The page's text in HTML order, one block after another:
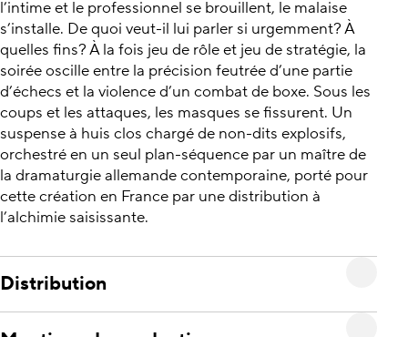
l’intime et le professionnel se brouillent, le malaise
s’installe. De quoi veut-il lui parler si urgemment? À
quelles fins? À la fois jeu de rôle et jeu de stratégie, la
soirée oscille entre la précision feutrée d’une partie
d’échecs et la violence d’un combat de boxe. Sous les
coups et les attaques, les masques se fissurent. Un
suspense à huis clos chargé de non-dits explosifs,
orchestré en un seul plan-séquence par un maître de
la dramaturgie allemande contemporaine, porté pour
cette création en France par une distribution à
l’alchimie saisissante.
Distribution